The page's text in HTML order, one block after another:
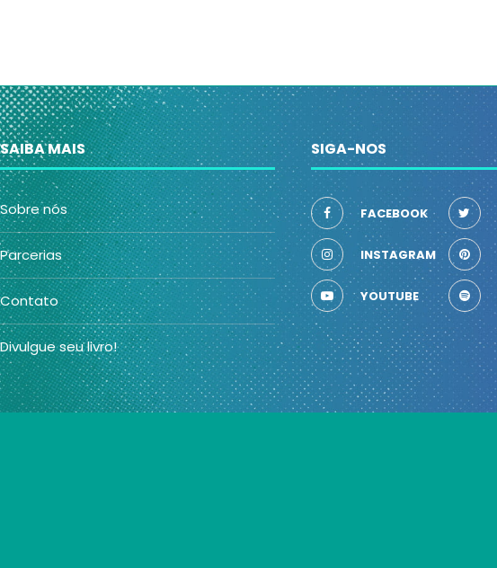
SAIBA MAIS
Sobre nós
Parcerias
Contato
Divulgue seu livro!
SIGA-NOS
FACEBOOK
INSTAGRAM
YOUTUBE